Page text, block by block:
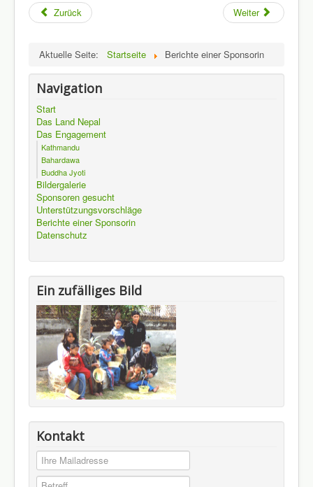
Zurück Weiter
Aktuelle Seite: Startseite Berichte einer Sponsorin
Navigation
Start
Das Land Nepal
Das Engagement
Kathmandu
Bahardawa
Buddha Jyoti
Bildergalerie
Sponsoren gesucht
Unterstützungsvorschläge
Berichte einer Sponsorin
Datenschutz
Ein zufälliges Bild
Kontakt